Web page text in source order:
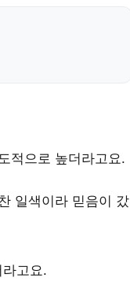
적으로 높더라고요.
일색이라 믿음이 갔
고요.